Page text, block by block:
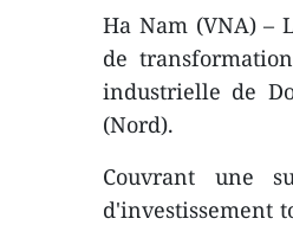
Ha Nam (VNA) –
de
industrielle de
(Nord).
Couvrant une
d'investissement